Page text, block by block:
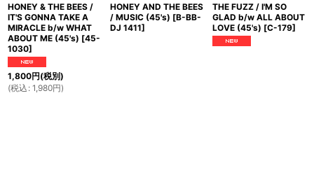
HONEY & THE BEES /
IT'S GONNA TAKE A
MIRACLE b/w WHAT
ABOUT ME (45's) [45-
1030]
1,800円(税別)
(税込 : 1,980円)
HONEY AND THE BEES
/ MUSIC (45's) [B-BB-
DJ 1411]
THE FUZZ / I'M SO
GLAD b/w ALL ABOUT
LOVE (45's) [C-179]